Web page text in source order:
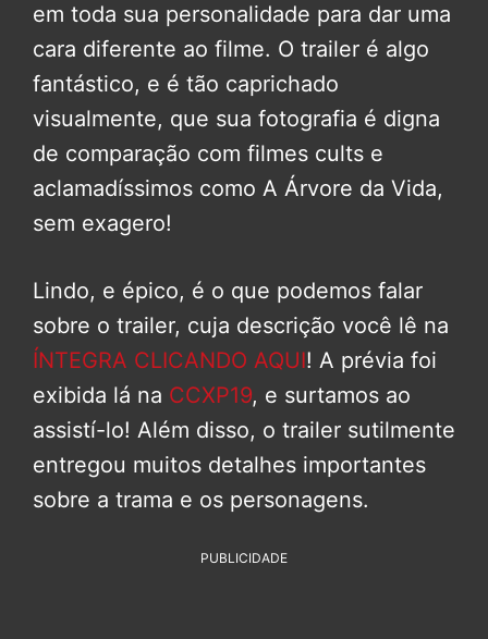
em toda sua personalidade para dar uma
cara diferente ao filme. O trailer é algo
fantástico, e é tão caprichado
visualmente, que sua fotografia é digna
de comparação com filmes cults e
aclamadíssimos como A Árvore da Vida,
sem exagero!
Lindo, e épico, é o que podemos falar
sobre o trailer, cuja descrição você lê na
ÍNTEGRA CLICANDO AQUI! A prévia foi
exibida lá na CCXP19, e surtamos ao
assistí-lo! Além disso, o trailer sutilmente
entregou muitos detalhes importantes
sobre a trama e os personagens.
PUBLICIDADE